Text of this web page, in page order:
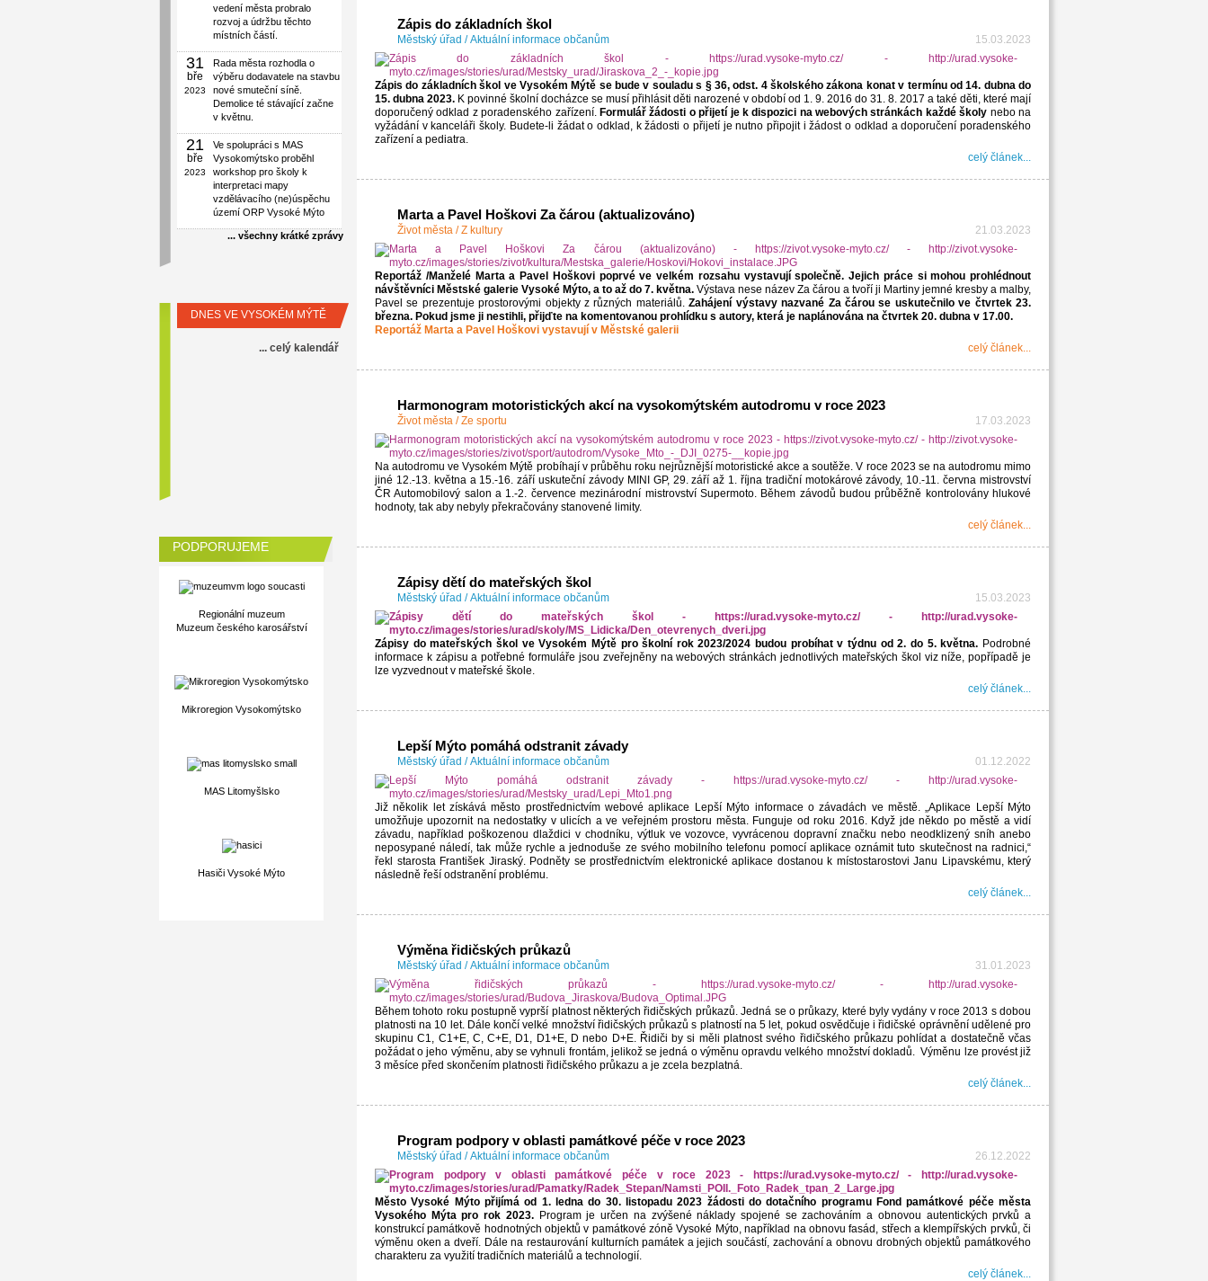
vedení města probralo
rozvoj a údržbu těchto
místních částí.
31
bře
2023
Rada města rozhodla o
výběru dodavatele na stavbu
nové smuteční síně.
Demolice té stávající začne
v květnu.
21
bře
2023
Ve spolupráci s MAS
Vysokomýtsko proběhl
workshop pro školy k
interpretaci mapy
vzdělávacího (ne)úspěchu
území ORP Vysoké Mýto
... všechny krátké zprávy
DNES VE VYSOKÉM MÝTĚ
... celý kalendář
PODPORUJEME
Regionální muzeum
Muzeum českého karosářství
Mikroregion Vysokomýtsko
MAS Litomyšlsko
Hasiči Vysoké Mýto
Zápis do základních škol
Městský úřad /Aktuální informace občanům 15.03.2023
Zápis do základních škol ve Vysokém Mýtě se bude v souladu s § 36, odst. 4 školského zákona konat v termínu od 14. dubna do
15. dubna 2023. K povinné školní docházce se musí přihlásit děti narozené v období od 1. 9. 2016 do 31. 8. 2017 a také děti, které mají
doporučený odklad z poradenského zařízení. Formulář žádosti o přijetí je k dispozici na webových stránkách každé školy nebo na
vyžádání v kanceláři školy. Budete-li žádat o odklad, k žádosti o přijetí je nutno připojit i žádost o odklad a doporučení poradenského
zařízení a pediatra.
celý článek...
Marta a Pavel Hoškovi Za čárou (aktualizováno)
Život města /Z kultury 21.03.2023
Reportáž /Manželé Marta a Pavel Hoškovi poprvé ve velkém rozsahu vystavují společně. Jejich práce si mohou prohlédnout
návštěvníci Městské galerie Vysoké Mýto, a to až do 7. května. Výstava nese název Za čárou a tvoří ji Martiny jemné kresby a malby,
Pavel se prezentuje prostorovými objekty z různých materiálů.Zahájení výstavy nazvané Za čárou se uskutečnilo ve čtvrtek 23.
března. Pokud jsme ji nestihli, přijďte na komentovanou prohlídku s autory, která je naplánována na čtvrtek 20. dubna v 17.00.
Reportáž Marta a Pavel Hoškovi vystavují v Městské galerii
celý článek...
Harmonogram motoristických akcí na vysokomýtském autodromu v roce 2023
Život města /Ze sportu 17.03.2023
Na autodromu ve Vysokém Mýtě probíhají v průběhu roku nejrůznější motoristické akce a soutěže. V roce 2023 se na autodromu mimo
jiné 12.-13. května a 15.-16. září uskuteční závody MINI GP, 29. září až 1. října tradiční motokárové závody, 10.-11. června mistrovství
ČR Automobilový salon a 1.-2. července mezinárodní mistrovství Supermoto. Během závodů budou průběžně kontrolovány hlukové
hodnoty, tak aby nebyly překračovány stanovené limity.
celý článek...
Zápisy dětí do mateřských škol
Městský úřad /Aktuální informace občanům 15.03.2023
Zápisy do mateřských škol ve Vysokém Mýtě pro školní rok 2023/2024 budou probíhat v týdnu od 2. do 5. května. Podrobné
informace k zápisu a potřebné formuláře jsou zveřejněny na webových stránkách jednotlivých mateřských škol viz níže, popřípadě je
lze vyzvednout v mateřské škole.
celý článek...
Lepší Mýto pomáhá odstranit závady
Městský úřad /Aktuální informace občanům 01.12.2022
Již několik let získává město prostřednictvím webové aplikace Lepší Mýto informace o závadách ve městě. „Aplikace Lepší Mýto
umožňuje upozornit na nedostatky v ulicích a ve veřejném prostoru města. Funguje od roku 2016. Když jde někdo po městě a vidí
závadu, například poškozenou dlaždici v chodníku, výtluk ve vozovce, vyvrácenou dopravní značku nebo neodklizený sníh anebo
neposypané náledí, tak může rychle a jednoduše ze svého mobilního telefonu pomocí aplikace oznámit tuto skutečnost na radnici,“
řekl starosta František Jiraský. Podněty se prostřednictvím elektronické aplikace dostanou k místostarostovi Janu Lipavskému, který
následně řeší odstranění problému.
celý článek...
Výměna řidičských průkazů
Městský úřad /Aktuální informace občanům 31.01.2023
Během tohoto roku postupně vyprší platnost některých řidičských průkazů. Jedná se o průkazy, které byly vydány v roce 2013 s dobou
platnosti na 10 let. Dále končí velké množství řidičských průkazů s platností na 5 let, pokud osvědčuje i řidičské oprávnění udělené pro
skupinu C1, C1+E, C, C+E, D1, D1+E, D nebo D+E. Řidiči by si měli platnost svého řidičského průkazu pohlídat a dostatečně včas
požádat o jeho výměnu, aby se vyhnuli frontám, jelikož se jedná o výměnu opravdu velkého množství dokladů. Výměnu lze provést již
3 měsíce před skončením platnosti řidičského průkazu a je zcela bezplatná.
celý článek...
Program podpory v oblasti památkové péče v roce 2023
Městský úřad /Aktuální informace občanům 26.12.2022
Město Vysoké Mýto přijímá od 1. ledna do 30. listopadu 2023 žádosti do dotačního programu Fond památkové péče města
Vysokého Mýta pro rok 2023.Program je určen na zvýšené náklady spojené se zachováním a obnovou autentických prvků a
konstrukcí památkově hodnotných objektů v památkové zóně Vysoké Mýto, například na obnovu fasád, střech a klempířských prvků, či
výměnu oken a dveří. Dále na restaurování kulturních památek a jejich součástí, zachování a obnovu drobných objektů památkového
charakteru za využití tradičních materiálů a technologií.
celý článek...